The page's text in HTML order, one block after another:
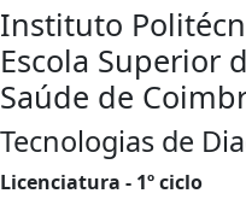
Instituto
Escola Superior
Saúde de
Tecnologias de
Licenciatura - 1º ciclo